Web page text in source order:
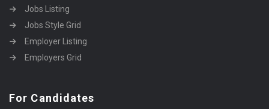
Jobs Listing
Jobs Style Grid
Employer Listing
Employers Grid
For Candidates